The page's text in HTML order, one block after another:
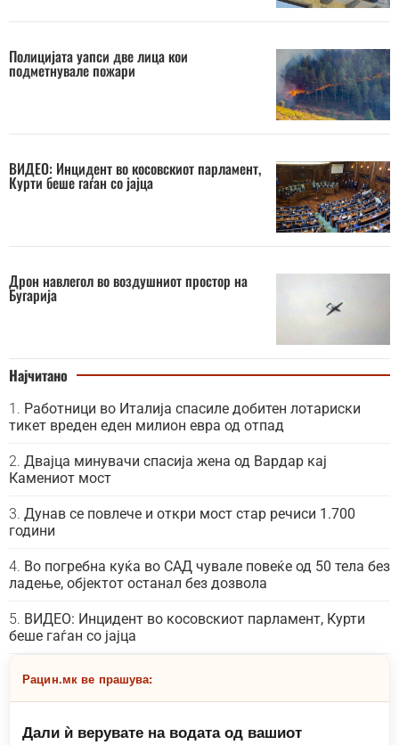
Полицијата уапси две лица кои
подметнувале пожари
ВИДЕО: Инцидент во косовскиот парламент,
Курти беше гаѓан со јајца
Дрон навлегол во воздушниот простор на
Бугарија
Најчитано
Работници во Италија спасиле добитен лотариски
тикет вреден еден милион евра од отпад
Двајца минувачи спасија жена од Вардар кај
Камениот мост
Дунав се повлече и откри мост стар речиси 1.700
години
Во погребна куќа во САД чувале повеќе од 50 тела без
ладење, објектот останал без дозвола
ВИДЕО: Инцидент во косовскиот парламент, Курти
беше гаѓан со јајца
Рацин.мк ве прашува:
Дали ѝ верувате на водата од вашиот